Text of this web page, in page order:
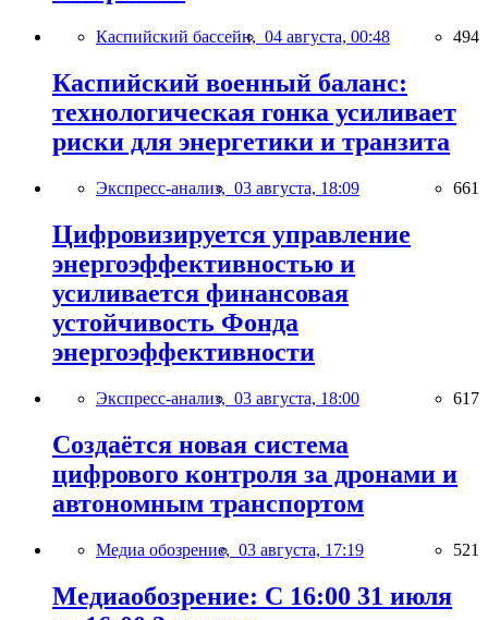
Каспийский бассейн, 04 августа, 00:48 494
Каспийский военный баланс:
технологическая гонка усиливает
риски для энергетики и транзита
Экспресс-анализ, 03 августа, 18:09 661
Цифровизируется управление
энергоэффективностью и
усиливается финансовая
устойчивость Фонда
энергоэффективности
Экспресс-анализ, 03 августа, 18:00 617
Создаётся новая система
цифрового контроля за дронами и
автономным транспортом
Медиа обозрение, 03 августа, 17:19 521
Медиаобозрение: С 16:00 31 июля